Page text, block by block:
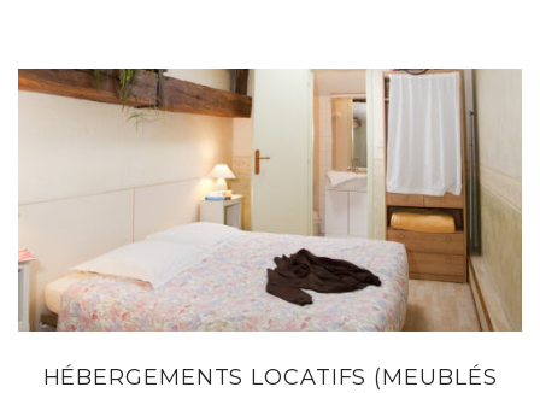
HÉBERGEMENTS LOCATIFS (MEUBLÉS